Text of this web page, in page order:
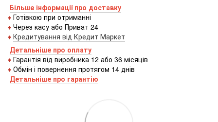
Більше інформації про доставку
♦ Готівкою при отриманні
♦ Через касу або Приват 24
♦ Кредитування від Кредит Маркет
Детальніше про оплату
♦ Гарантія від виробника 12 або 36 місяців
♦ Обмін і повернення протягом 14 днів
Детальніше про гарантію